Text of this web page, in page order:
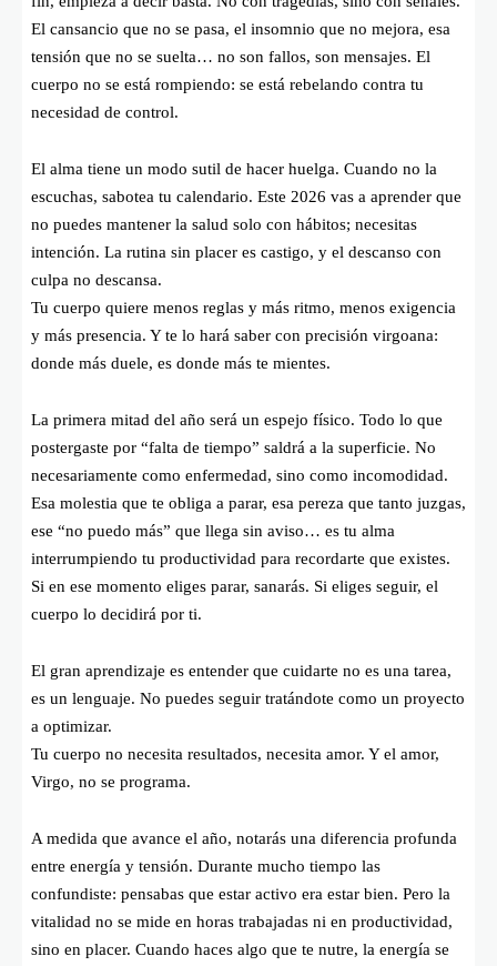
El cansancio que no se pasa, el insomnio que no mejora, esa
tensión que no se suelta… no son fallos, son mensajes. El
cuerpo no se está rompiendo: se está rebelando contra tu
necesidad de control.
El alma tiene un modo sutil de hacer huelga. Cuando no la
escuchas, sabotea tu calendario. Este 2026 vas a aprender que
no puedes mantener la salud solo con hábitos; necesitas
intención. La rutina sin placer es castigo, y el descanso con
culpa no descansa.
Tu cuerpo quiere menos reglas y más ritmo, menos exigencia
y más presencia. Y te lo hará saber con precisión virgoana:
donde más duele, es donde más te mientes.
La primera mitad del año será un espejo físico. Todo lo que
postergaste por “falta de tiempo” saldrá a la superficie. No
necesariamente como enfermedad, sino como incomodidad.
Esa molestia que te obliga a parar, esa pereza que tanto juzgas,
ese “no puedo más” que llega sin aviso… es tu alma
interrumpiendo tu productividad para recordarte que existes.
Si en ese momento eliges parar, sanarás. Si eliges seguir, el
cuerpo lo decidirá por ti.
El gran aprendizaje es entender que cuidarte no es una tarea,
es un lenguaje. No puedes seguir tratándote como un proyecto
a optimizar.
Tu cuerpo no necesita resultados, necesita amor. Y el amor,
Virgo, no se programa.
A medida que avance el año, notarás una diferencia profunda
entre energía y tensión. Durante mucho tiempo las
confundiste: pensabas que estar activo era estar bien. Pero la
vitalidad no se mide en horas trabajadas ni en productividad,
sino en placer. Cuando haces algo que te nutre, la energía se